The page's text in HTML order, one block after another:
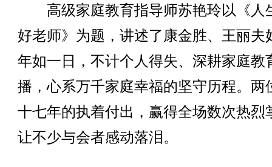
高级家庭教育指导师苏艳玲以《人
好老师》为题，讲述了康金胜、王丽夫
年如一日，不计个人得失、深耕家庭教
播，心系万千家庭幸福的坚守历程。两
十七年的执着付出，赢得全场数次热烈
让不少与会者感动落泪。